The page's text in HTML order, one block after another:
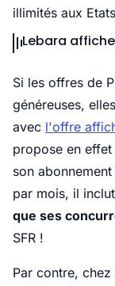
illimités aux
Lebara
Si les offres de
généreuses,
avec l'offre
propose en
son
par mois, il
que ses
SFR !
Par contre,